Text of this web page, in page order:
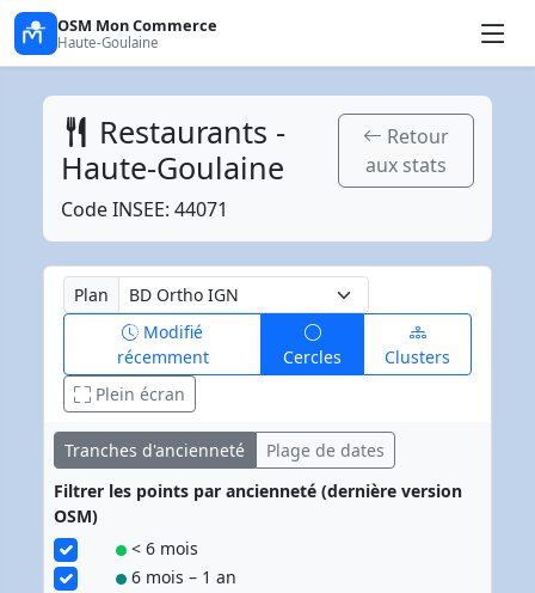
OSM Mon Commerce
Haute-Goulaine
Restaurants -
Haute-Goulaine
Code INSEE: 44071
Retour
aux stats
Plan
Modifié
récemment
Cercles
Clusters
Plein écran
Tranches d'ancienneté
Plage de dates
Filtrer les points par ancienneté (dernière version
OSM)
< 6 mois
6 mois – 1 an